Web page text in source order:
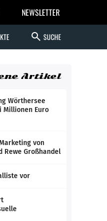
NEWSLETTER
search SUCHE
Artikel
Wörthersee
Euro
von
Rewe Großhandel
vor